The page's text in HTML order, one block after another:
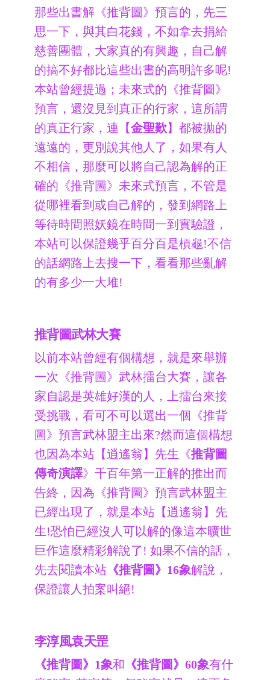
那些出書解《推背圖》預言的，先三
思一下，與其白花錢，不如拿去捐給
慈善團體，大家真的有興趣，自己解
的搞不好都比這些出書的高明許多呢!
本站曾經提過；未來式的《推背圖》
預言，還沒見到真正的行家，這所謂
的真正行家，連【金聖歎】都被拋的
遠遠的，更別說其他人了，如果有人
不相信，那麼可以將自己認為解的正
確的《推背圖》未來式預言，不管是
從哪裡看到或自己解的，發到網路上
等待時間照妖鏡在時間一到實驗證，
本站可以保證幾乎百分百是槓龜!不信
的話網路上去搜一下，看看那些亂解
的有多少一大堆!
推背圖武林大賽
以前本站曾經有個構想，就是來舉辦
一次《推背圖》武林擂台大賽，讓各
家自認是英雄好漢的人，上擂台來接
受挑戰，看可不可以選出一個《推背
圖》預言武林盟主出來?然而這個構想
也因為本站【逍遙翁】先生《推背圖
傳奇演譯》千百年第一正解的推出而
告終，因為《推背圖》預言武林盟主
已經出現了，就是本站【逍遙翁】先
生!恐怕已經沒人可以解的像這本曠世
巨作這麼精彩解說了! 如果不信的話，
先去閱讀本站《推背圖》16象解說，
保證讓人拍案叫絕!
李淳風袁天罡
《推背圖》1象和 《推背圖》60象有什